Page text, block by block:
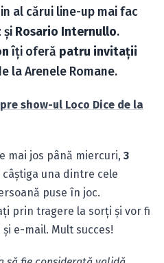
al cărui line-up mai fac
şi Rosario Internullo.
îţi oferă patru invitaţii
la Arenele Romane.
show-ul Loco Dice de la
mai jos până miercuri, 3
câştiga una dintre cele
puse în joc.
prin tragere la sorţi şi vor fi
e-mail. Mult succes!